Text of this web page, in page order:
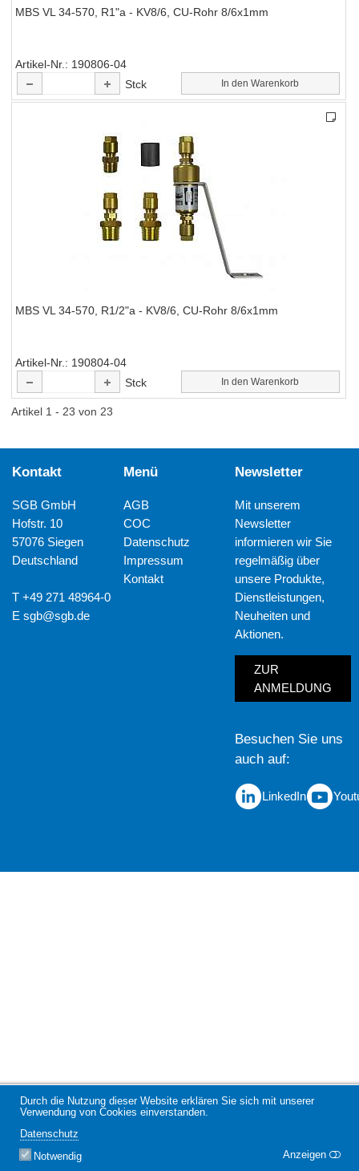
Durch die Nutzung dieser Website erklären Sie sich mit unserer
Verwendung von Cookies einverstanden.
Datenschutz
Notwendig Anzeigen
MBS VL 34-570, R1"a - KV8/6, CU-Rohr 8/6x1mm
Artikel-Nr.
190806-04
Stck
In den Warenkorb
MBS VL 34-570, R1/2"a - KV8/6, CU-Rohr 8/6x1mm
Artikel-Nr.
190804-04
Stck
In den Warenkorb
Artikel 1 - 23 von 23
Kontakt
SGB GmbH
Hofstr. 10
57076 Siegen
Deutschland
T +49 271 48964-0
Esgb@sgb.de
Menü
AGB
COC
Datenschutz
Impressum
Kontakt
Newsletter
Mit unserem
Newsletter
informieren wir Sie
regelmäßig über
unsere Produkte,
Dienstleistungen,
Neuheiten und
Aktionen.
ZUR
ANMELDUNG
Besuchen Sie uns
auch auf
LinkedIn